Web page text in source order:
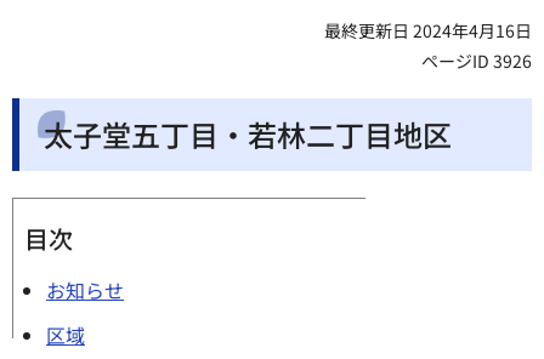
最終更新日 2024年4月16日
ページID 3926
太子堂五丁目・若林二丁目地区
目次
お知らせ
区域